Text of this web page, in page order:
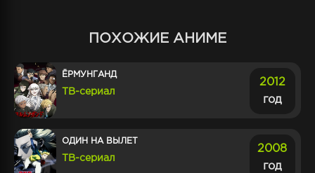
ПОХОЖИЕ АНИМЕ
ЁРМУНГАНД
ТВ-сериал
2012
год
ОДИН НА ВЫЛЕТ
ТВ-сериал
2008
год